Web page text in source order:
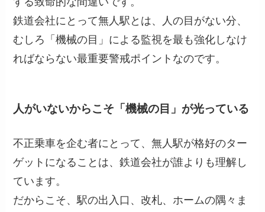
鉄道会社にとって無人駅とは、人の目がない分、
むしろ「機械の目」による監視を最も強化しなけ
ればならない最重要警戒ポイントなのです。
人がいないからこそ「機械の目」が光っている
不正乗車を企む者にとって、無人駅が格好のター
ゲットになることは、鉄道会社が誰よりも理解し
ています。
だからこそ、駅の出入口、改札、ホームの隅々ま